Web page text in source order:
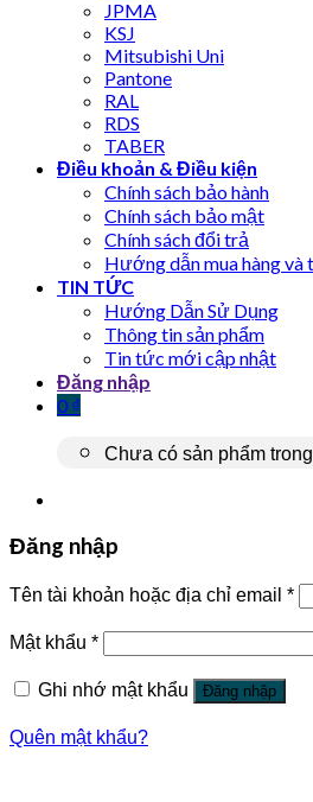
JPMA
KSJ
Mitsubishi Uni
Pantone
RAL
RDS
TABER
Điều khoản & Điều kiện
Chính sách bảo hành
Chính sách bảo mật
Chính sách đổi trả
Hướng dẫn mua hàng và
TIN TỨC
Hướng Dẫn Sử Dụng
Thông tin sản phẩm
Tin tức mới cập nhật
Đăng nhập
0 ₫
Chưa có sản phẩm
Đăng nhập
Tên tài khoản hoặc địa chỉ email *
Mật khẩu *
Ghi nhớ mật khẩu Đăng nhập
Quên mật khẩu?